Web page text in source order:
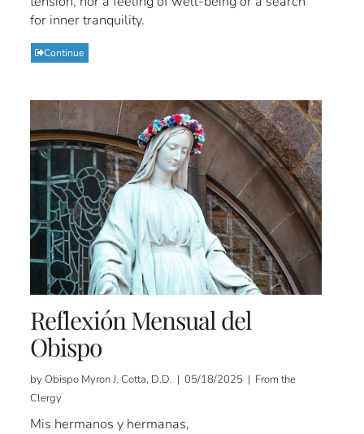
for inner tranquility.
Continue
Reflexión Mensual del
Obispo
by Obispo Myron J. Cotta, D.D. | 05/18/2025 | From the
Clergy
Mis hermanos y hermanas,